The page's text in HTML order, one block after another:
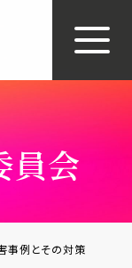
員会
事例とその対策